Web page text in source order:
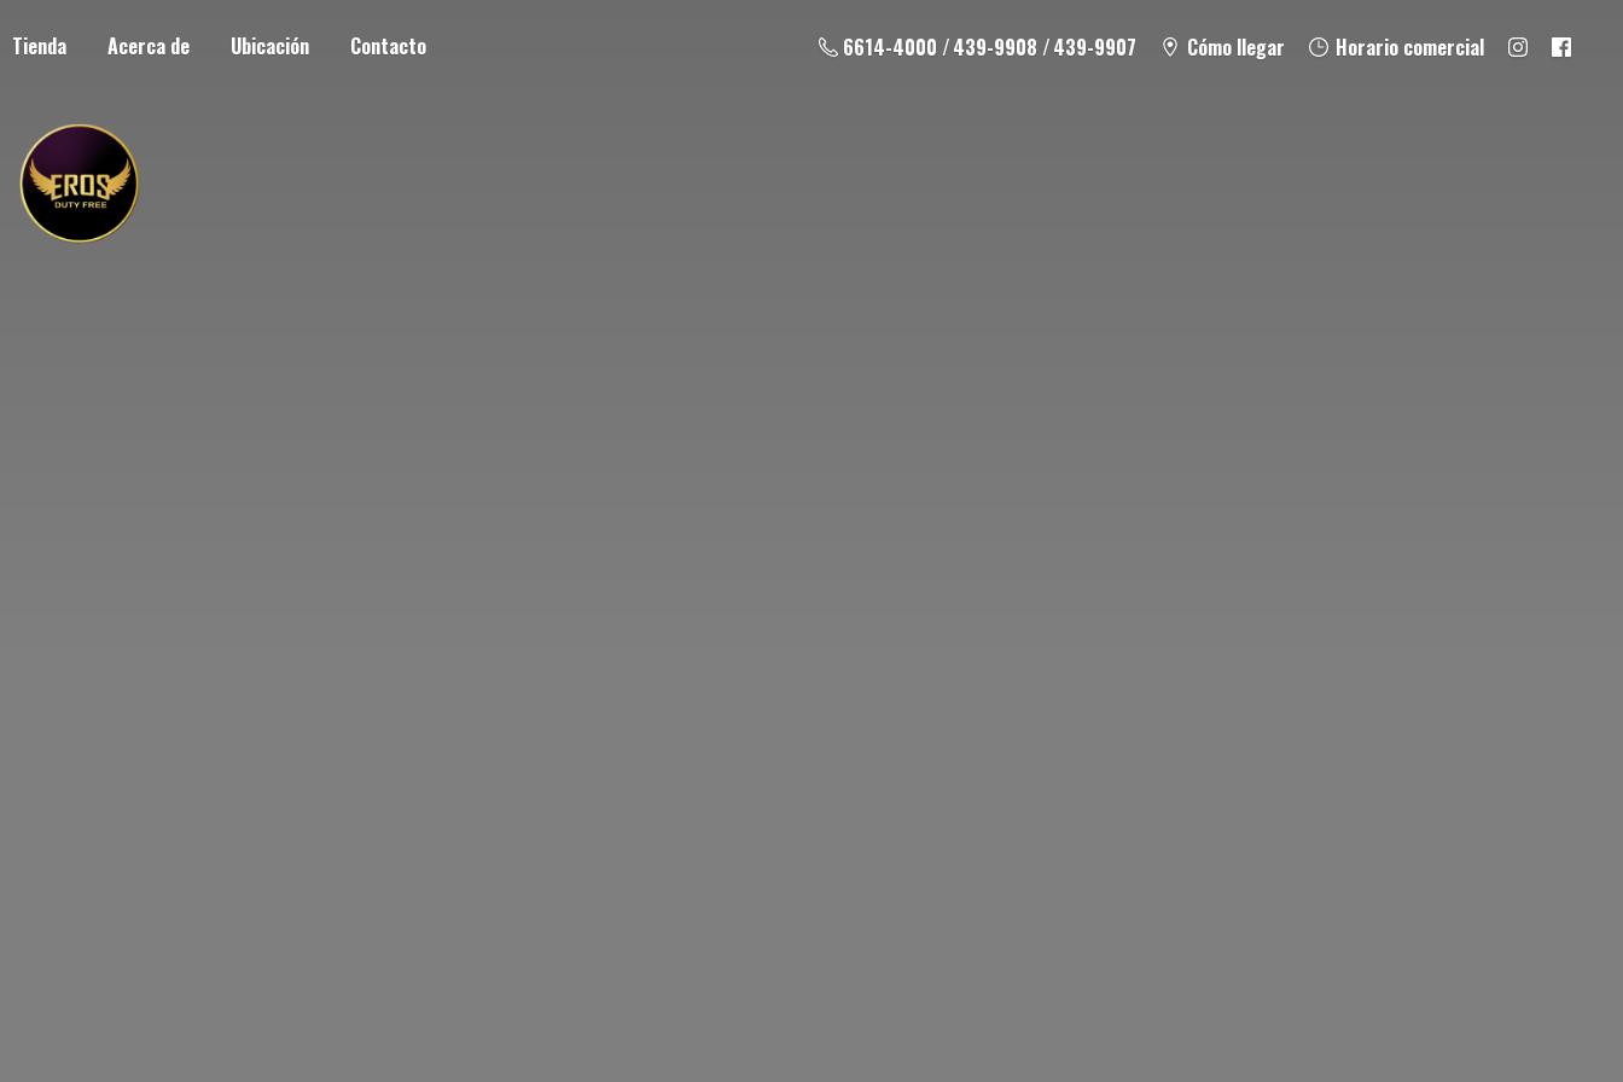
Tienda Acerca de Ubicación Contacto 6614-4000 / 439-9908 / 439-9907 Cómo llegar Horario comercial